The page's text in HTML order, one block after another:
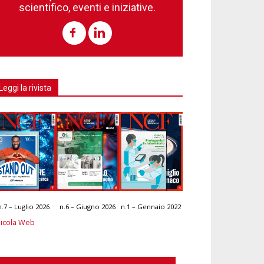
scientifico, eventi e iniziative.
la rivista
– Luglio 2026 n.6 – Giugno 2026 n.1 – Gennaio 2022
Web